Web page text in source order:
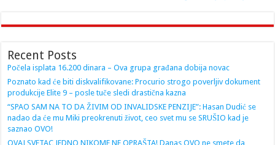
Recent Posts
Počela isplata 16.200 dinara – Ova grupa građana dobija novac
Poznato kad će biti diskvalifikovane: Procurio strogo poverljiv dokument
produkcije Elite 9 – posle tuče sledi drastična kazna
“SPAO SAM NA TO DA ŽIVIM OD INVALIDSKE PENZIJE”: Hasan Dudić se
nadao da će mu Miki preokrenuti život, ceo svet mu se SRUŠIO kad je
saznao OVO!
OVAJ SVETAC JEDNO NIKOME NE OPRAŠTA! Danas OVO ne smete da